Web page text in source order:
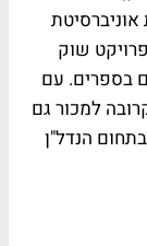
שוק
בספרים. עם
למכור גם
הנדל"ן